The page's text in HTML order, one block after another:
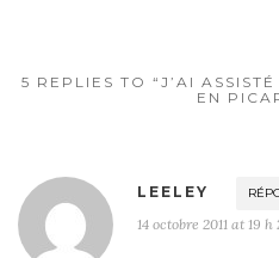
5 REPLIES TO “J’AI
EN
LEELEY
14 octobre 2011 at 19